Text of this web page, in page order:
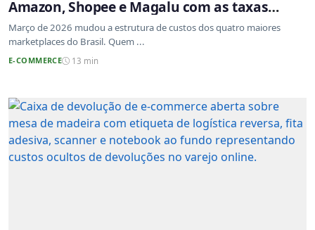
Amazon, Shopee e Magalu com as taxas
atualizadas
Março de 2026 mudou a estrutura de custos dos quatro maiores
marketplaces do Brasil. Quem ...
E-COMMERCE 13 min